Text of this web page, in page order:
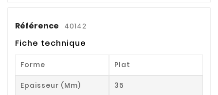
Référence 40142
Fiche technique
Forme Plat
Epaisseur (mm) 35